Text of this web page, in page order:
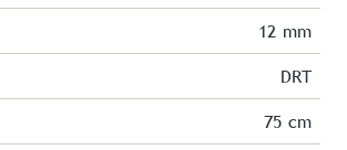
12 mm
DRT
75 cm